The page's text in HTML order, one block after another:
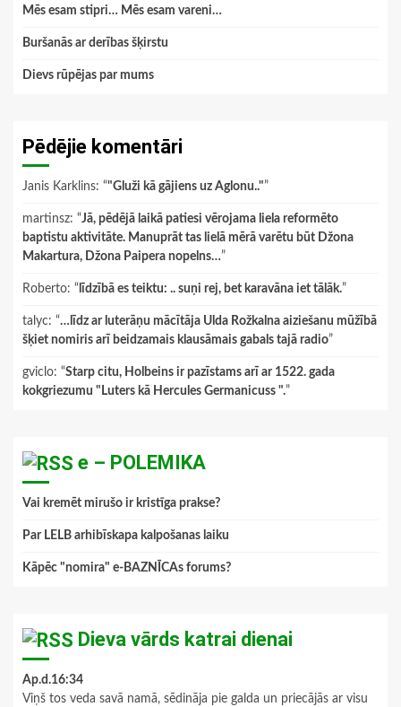
Mēs esam stipri… Mēs esam vareni…
Buršanās ar derības šķirstu
Dievs rūpējas par mums
Pēdējie komentāri
Janis Karklins: “"Gluži kā gājiens uz Aglonu.."”
martinsz: “Jā, pēdējā laikā patiesi vērojama liela reformēto
baptistu aktivitāte. Manuprāt tas lielā mērā varētu būt Džona
Makartura, Džona Paipera nopelns…”
Roberto: “ līdzībā es teiktu: .. suņi rej, bet karavāna iet tālāk.”
talyc: “…līdz ar luterāņu mācītāja Ulda Rožkalna aiziešanu mūžībā
šķiet nomiris arī beidzamais klausāmais gabals tajā radio”
gviclo: “Starp citu, Holbeins ir pazīstams arī ar 1522. gada
kokgriezumu "Luters kā Hercules Germanicuss ".”
e – POLEMIKA
Vai kremēt mirušo ir kristīga prakse?
Par LELB arhibīskapa kalpošanas laiku
Kāpēc "nomira" e-BAZNĪCAs forums?
Dieva vārds katrai dienai
Ap.d.16:34
Viņš tos veda savā namā, sēdināja pie galda un priecājās ar visu